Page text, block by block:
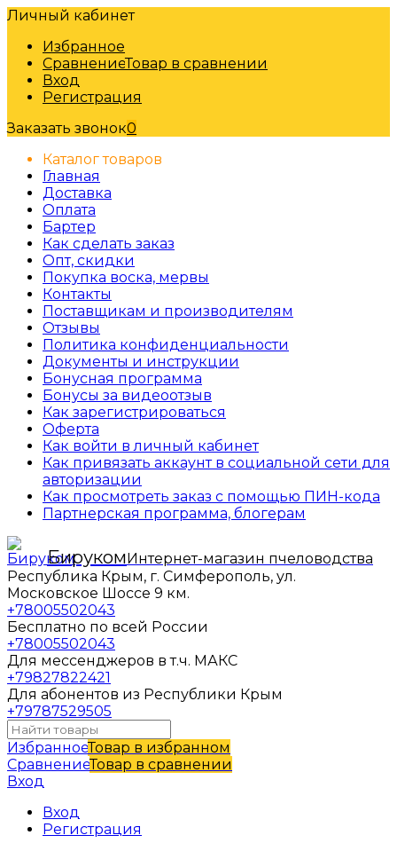
Личный кабинет
Избранное
СравнениеТовар в сравнении
Вход
Регистрация
Заказать звонок0
Каталог товаров
Главная
Доставка
Оплата
Бартер
Как сделать заказ
Опт, скидки
Покупка воска, мервы
Контакты
Поставщикам и производителям
Отзывы
Политика конфиденциальности
Документы и инструкции
Бонусная программа
Бонусы за видеоотзыв
Как зарегистрироваться
Оферта
Как войти в личный кабинет
Как привязать аккаунт в социальной сети для
авторизации
Как просмотреть заказ с помощью ПИН-кода
Партнерская программа, блогерам
БирукомИнтернет-магазин пчеловодства
Республика Крым, г. Симферополь, ул.
Московское Шоссе 9 км.
+78005502043
Бесплатно по всей России
+78005502043
Для мессенджеров в т.ч. МАКС
+79827822421
Для абонентов из Республики Крым
+79787529505
ИзбранноеТовар в избранном
СравнениеТовар в сравнении
Вход
Вход
Регистрация